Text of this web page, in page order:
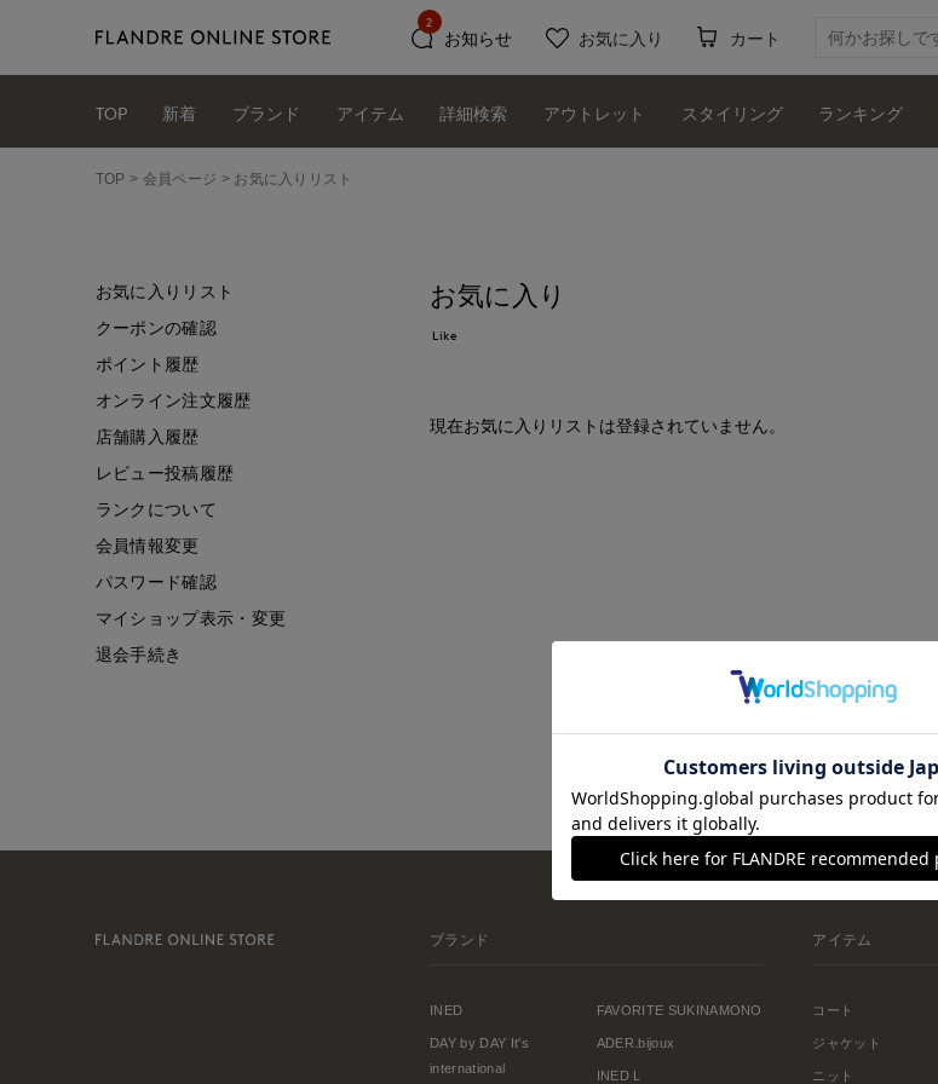
お知らせ
2
お気に入り カート
TOP 新着 ブランド アイテム 詳細検索 アウトレット スタイリング ランキング
TOP 会員ページ お気に入りリスト
お気に入り
Like
現在お気に入りリストは登録されていません。
お気に入りリスト
クーポンの確認
ポイント履歴
オンライン注文履歴
店舗購入履歴
レビュー投稿履歴
ランクについて
会員情報変更
パスワード確認
マイショップ表示・変更
退会手続き
ブランド
INED
DAY by DAY It's
international
FAVORITE SUKINAMONO
ADER.bijoux
INED L
アイテム
コート
ジャケット
ニット